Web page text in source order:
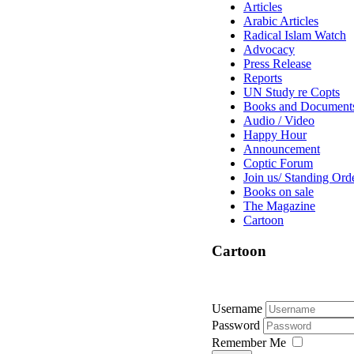
Articles
Arabic Articles
Radical Islam Watch
Advocacy
Press Release
Reports
UN Study re Copts
Books and
Audio / Video
Happy Hour
Announcement
Coptic Forum
Join us/ Standing
Books on sale
The Magazine
Cartoon
Cartoon
Username
Password
Remember Me